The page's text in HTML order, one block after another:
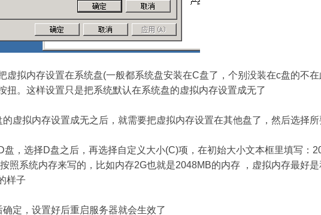
虚拟内存设置在系统盘(一般都系统盘安装在C盘了，个别没装在c盘的不
扭。这样设置只是把系统默认在系统盘的虚拟内存设置成无了
的虚拟内存设置成无之后，就需要把虚拟内存设置在其他盘了，然后选择
盘，选择D盘之后，再选择自定义大小(C)项，在初始大小文本框里填写：
照系统内存来写的，比如内存2G也就是2048MB的内存 ，虚拟内存最好
样子
定，设置好后重启服务器就会生效了